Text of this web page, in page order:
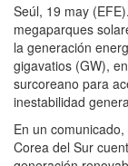
Seúl, 19 may
megaparques
la generación
gigavatios (GW),
surcoreano para
inestabilidad
En un
Corea del Sur